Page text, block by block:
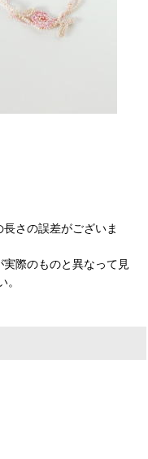
さの誤差がございま
際のものと異なって見